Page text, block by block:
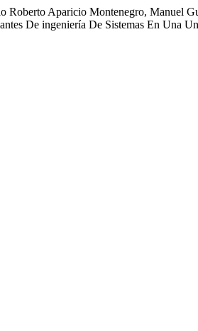
Roberto Aparicio Montenegro, Manuel
De ingeniería De Sistemas En Una